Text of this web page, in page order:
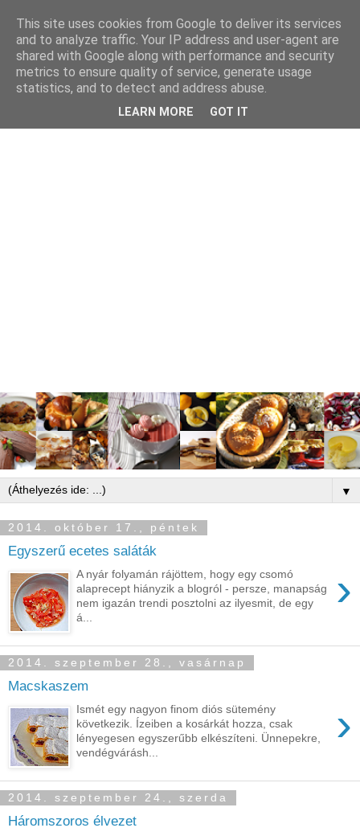
▼
2014. október 17., péntek
Egyszerű ecetes saláták
›
A nyár folyamán rájöttem, hogy egy csomó
alaprecept hiányzik a blogról - persze, manapság
nem igazán trendi posztolni az ilyesmit, de egy
á...
2014. szeptember 28., vasárnap
Macskaszem
›
Ismét egy nagyon finom diós sütemény
következik. Ízeiben a kosárkát hozza, csak
lényegesen egyszerűbb elkészíteni. Ünnepekre,
vendégvárásh...
2014. szeptember 24., szerda
Háromszoros élvezet
This site uses cookies from Google to deliver its services
and to analyze traffic. Your IP address and user-agent are
shared with Google along with performance and security
metrics to ensure quality of service, generate usage
statistics, and to detect and address abuse.
LEARN MORE GOT IT